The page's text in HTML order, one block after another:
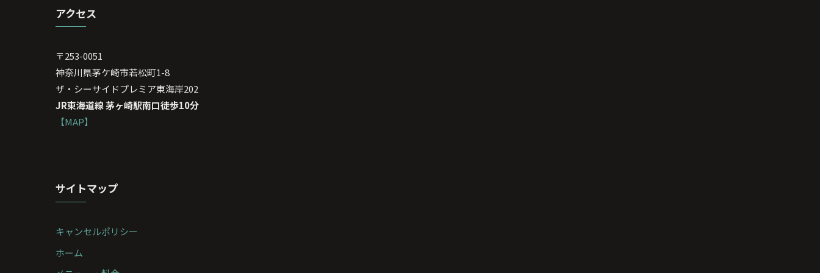
アクセス
〒253-0051
神奈川県茅ケ崎市若松町1-8
ザ・シーサイドプレミア東海岸202
JR東海道線 茅ヶ崎駅南口徒歩10分
【MAP】
サイトマップ
キャンセルポリシー
ホーム